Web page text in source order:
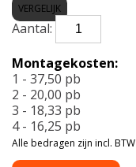
VERGELIJK
VREDESTEIN-
COMTRAC
WINTER+
195/65
R16
104T
aantal
Montagekosten:
1 - 37,50 pb
2 - 20,00 pb
3 - 18,33 pb
4 - 16,25 pb
Alle bedragen zijn incl. BTW